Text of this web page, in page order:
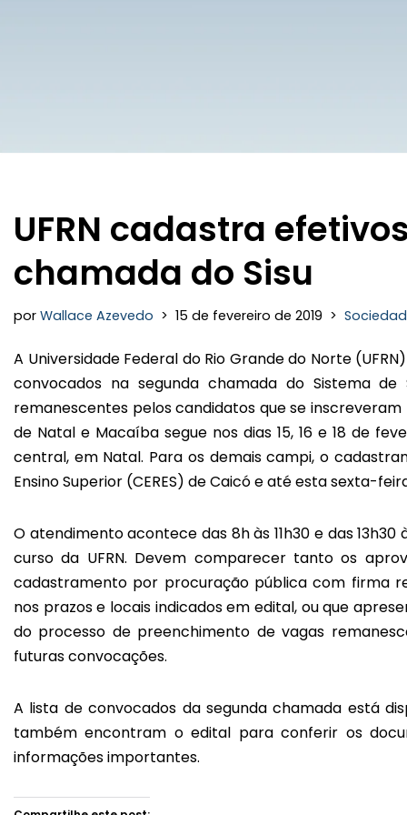
UFRN cadastra
chamada do Sisu
por Wallace Azevedo 15 de fevereiro de 2019
A Universidade Federal do Rio Grande do Norte
convocados na segunda chamada do Sistema
remanescentes pelos candidatos que se
de Natal e Macaíba segue nos dias 15, 16 e 18 de
central, em Natal. Para os demais campi, o
Ensino Superior (CERES) de Caicó e até esta sexta-
O atendimento acontece das 8h às 11h30 e das
curso da UFRN. Devem comparecer tanto os
cadastramento por procuração pública com firma
nos prazos e locais indicados em edital, ou que
do processo de preenchimento de vagas
futuras convocações.
A lista de convocados da segunda chamada está
também encontram o edital para conferir os
informações importantes.